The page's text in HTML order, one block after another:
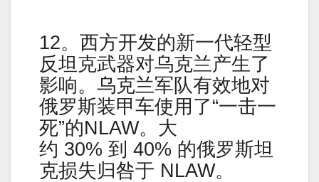
12。西方开发的新一代轻型
反坦克武器对乌克兰产生了
影响。乌克兰军队有效地对
俄罗斯装甲车使用了“一击一
死”的NLAW。大
约 30% 到 40% 的俄罗斯坦
克损失归咎于 NLAW。